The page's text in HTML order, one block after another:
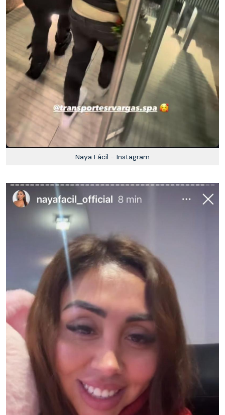
Naya Fácil - Instagram